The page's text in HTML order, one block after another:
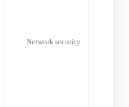
Network security